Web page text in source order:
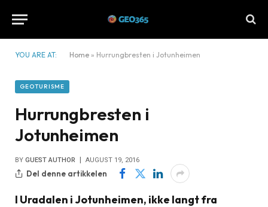
YOU ARE AT: Home » Hurrungbresten i Jotunheimen
GEOTURISME
Hurrungbresten i
Jotunheimen
BY GUEST AUTHOR AUGUST 19, 2016
Del denne artikkelen
I Uradalen i Jotunheimen, ikke langt fra